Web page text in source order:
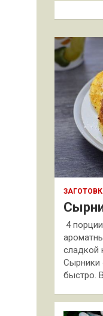
к
4
сладкой
Сырники
быстро.